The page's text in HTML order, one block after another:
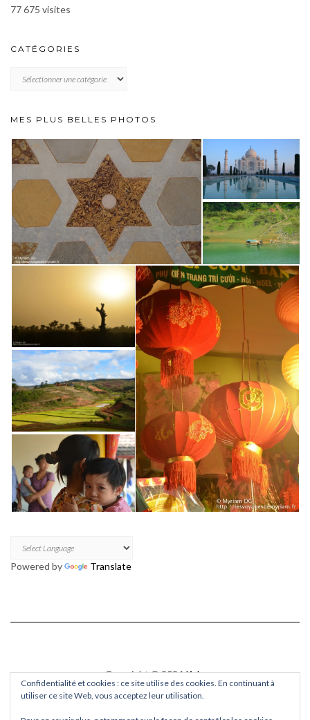
77 675 visites
CATÉGORIES
MES PLUS BELLES PHOTOS
Powered by Translate
Copyright © 2026Kale
Kaleby LyraThemes.com.
Confidentialité et cookies : ce site utilise des cookies. En continuant à
utiliser ce site Web, vous acceptez leur utilisation.